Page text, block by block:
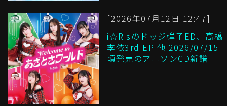
[2026年07月12日 12:47]
i☆Risのドッジ弾子ED、高橋
李依3rd EP 他 2026/07/15
頃発売のアニソンCD新譜